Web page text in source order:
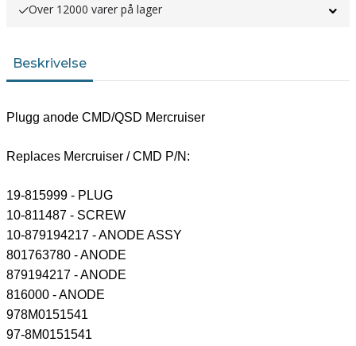
Over 12000 varer på lager
Beskrivelse
Plugg anode CMD/QSD Mercruiser
Replaces Mercruiser / CMD P/N:
19-815999 - PLUG
10-811487 - SCREW
10-879194217 - ANODE ASSY
801763780 - ANODE
879194217 - ANODE
816000 - ANODE
978M0151541
97-8M0151541